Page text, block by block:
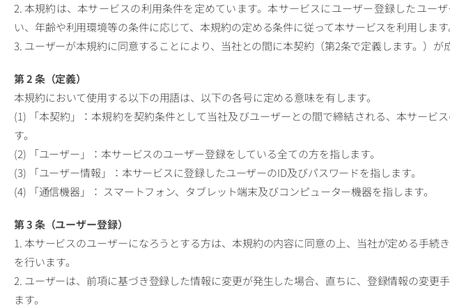
2. 本規約は、本サービスの利用条件を定めています。本サービスにユーザー登録したユー
い、年齢や利用環境等の条件に応じて、本規約の定める条件に従って本サービスを利用します
3. ユーザーが本規約に同意することにより、当社との間に本契約（第2条で定義します。）が
第 2 条（定義）
本規約において使用する以下の用語は、以下の各号に定める意味を有します。
(1) 「本契約」：本規約を契約条件として当社及びユーザーとの間で締結される、本サービ
す。
(2) 「ユーザー」：本サービスのユーザー登録をしている全ての方を指します。
(3) 「ユーザー情報」：本サービスに登録したユーザーのID及びパスワードを指します。
(4) 「通信機器」： スマートフォン、タブレット端末及びコンピューター機器を指します。
第 3 条（ユーザー登録）
1. 本サービスのユーザーになろうとする方は、本規約の内容に同意の上、当社が定める手続
を行います。
2. ユーザーは、前項に基づき登録した情報に変更が発生した場合、直ちに、登録情報の変更
ます。